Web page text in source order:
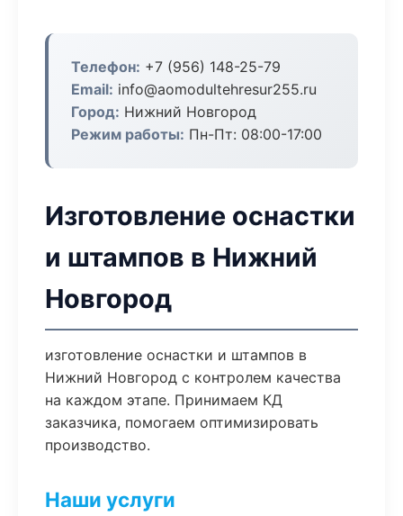
Телефон: +7 (956) 148-25-79
Email: info@aomodultehresur255.ru
Город: Нижний Новгород
Режим работы: Пн-Пт: 08:00-17:00
Изготовление оснастки
и штампов в Нижний
Новгород
изготовление оснастки и штампов в
Нижний Новгород с контролем качества
на каждом этапе. Принимаем КД
заказчика, помогаем оптимизировать
производство.
Наши услуги